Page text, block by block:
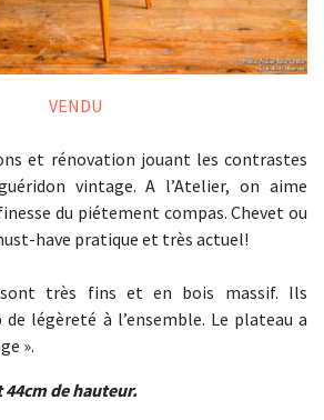
VENDU
et rénovation jouant les contrastes
vintage. A l’Atelier, on aime
du piétement compas. Chevet ou
have pratique et très actuel!
sont très fins et en bois massif. Ils
légèreté à l’ensemble. Le plateau a
».
de hauteur.